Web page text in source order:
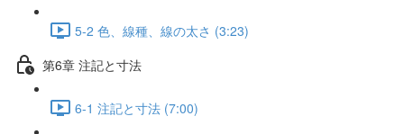
5-2 色、線種、線の太さ (3:23)
第6章 注記と寸法
6-1 注記と寸法 (7:00)